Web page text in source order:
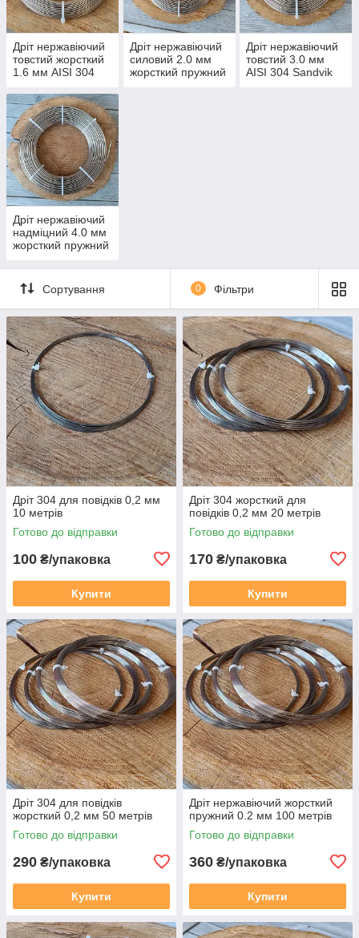
Дріт нержавіючий
товстий жорсткий
1.6 мм AISI 304
мотках
Дріт нержавіючий
силовий 2.0 мм
жорсткий пружний
Дріт нержавіючий
товстий 3.0 мм
AISI 304 Sandvik
Дріт нержавіючий
надміцний 4.0 мм
жорсткий пружний
(Швеція)
Сортування
0 Фільтри
Дріт 304 для повідків 0,2 мм
10 метрів
Готово до відправки
100 ₴/упаковка
Купити
Дріт 304 жорсткий для
повідків 0,2 мм 20 метрів
Готово до відправки
170 ₴/упаковка
Купити
Дріт 304 для повідків
жорсткий 0,2 мм 50 метрів
Готово до відправки
290 ₴/упаковка
Купити
Дріт нержавіючий жорсткий
пружний 0.2 мм 100 метрів
Готово до відправки
360 ₴/упаковка
Купити